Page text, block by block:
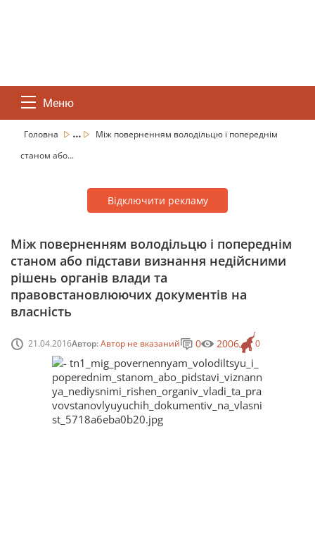
Меню
Головна ...
Між поверненням володільцю і попереднім
станом або...
Відключити рекламу
Між поверненням володільцю і попереднім
станом або підстави визнання недійсними
рішень органів влади та
правовстановлюючих документів на
власність
21.04.2016Автор:Автор не вказаний 0
0 2006